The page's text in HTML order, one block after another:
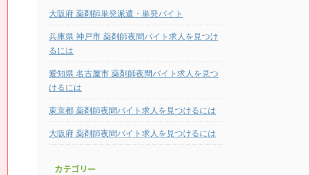
大阪府 薬剤師単発派遣・単発バイト
兵庫県 神戸市 薬剤師夜間バイト求人を見つけ
るには
愛知県 名古屋市 薬剤師夜間バイト求人を見つ
けるには
東京都 薬剤師夜間バイト求人を見つけるには
大阪府 薬剤師夜間バイト求人を見つけるには
カテゴリー